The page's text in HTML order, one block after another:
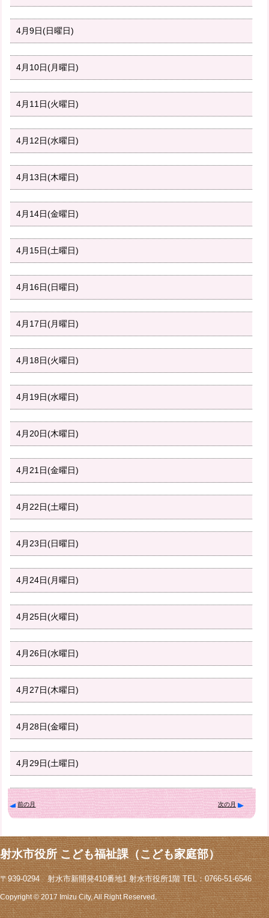
4月9日(日曜日)
4月10日(月曜日)
4月11日(火曜日)
4月12日(水曜日)
4月13日(木曜日)
4月14日(金曜日)
4月15日(土曜日)
4月16日(日曜日)
4月17日(月曜日)
4月18日(火曜日)
4月19日(水曜日)
4月20日(木曜日)
4月21日(金曜日)
4月22日(土曜日)
4月23日(日曜日)
4月24日(月曜日)
4月25日(火曜日)
4月26日(水曜日)
4月27日(木曜日)
4月28日(金曜日)
4月29日(土曜日)
前の月 次の月
射水市役所 こども福祉課（こども家庭部）
〒939-0294 射水市新開発410番地1 射水市役所1階 TEL：0766-51-6546
Copyright © 2017 Imizu City, All Right Reserved.